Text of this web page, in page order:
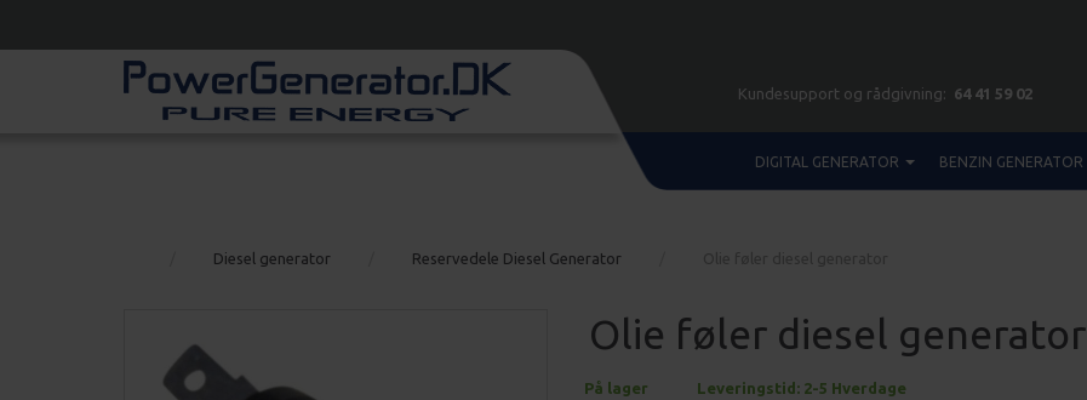
Kundesupport og rådgivning: 64 41 59 02
DIGITAL GENERATOR BENZIN GENERATOR
Diesel generator Reservedele Diesel Generator
Olie føler diesel generator
På lager Leveringstid: 2-5 Hverdage